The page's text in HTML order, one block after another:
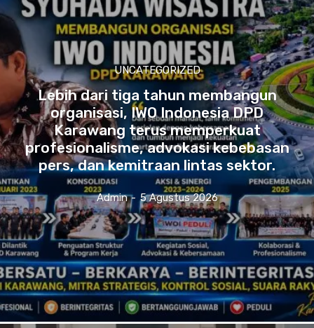
UNCATEGORIZED
Lebih dari tiga tahun membangun
organisasi, IWO Indonesia DPD
Karawang terus memperkuat
profesionalisme, advokasi kebebasan
pers, dan kemitraan lintas sektor.
Admin - 5 Agustus 2026